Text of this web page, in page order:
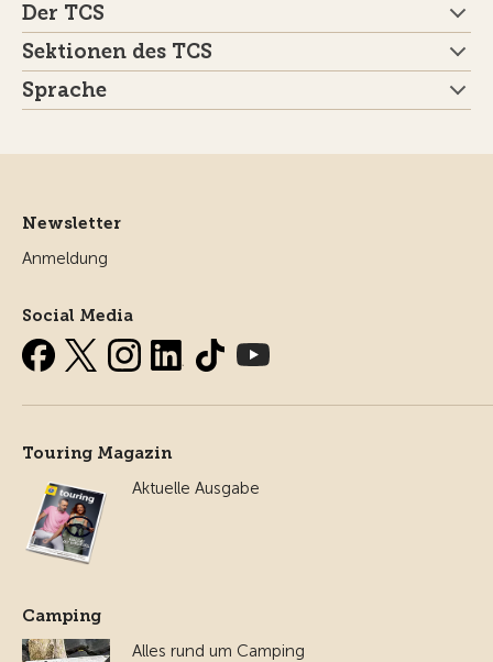
Der TCS
Sektionen des TCS
Sprache
Newsletter
Anmeldung
Social Media
Touring Magazin
Aktuelle Ausgabe
Camping
Alles rund um Camping